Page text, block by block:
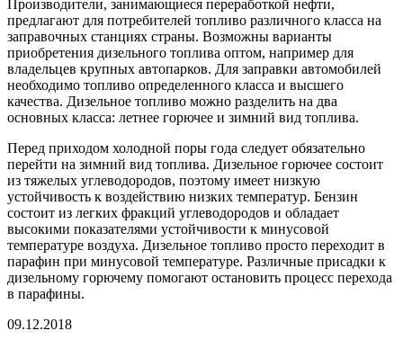
Производители, занимающиеся переработкой нефти,
предлагают для потребителей топливо различного класса на
заправочных станциях страны. Возможны варианты
приобретения дизельного топлива оптом, например для
владельцев крупных автопарков. Для заправки автомобилей
необходимо топливо определенного класса и высшего
качества. Дизельное топливо можно разделить на два
основных класса: летнее горючее и зимний вид топлива.
Перед приходом холодной поры года следует обязательно
перейти на зимний вид топлива. Дизельное горючее состоит
из тяжелых углеводородов, поэтому имеет низкую
устойчивость к воздействию низких температур. Бензин
состоит из легких фракций углеводородов и обладает
высокими показателями устойчивости к минусовой
температуре воздуха. Дизельное топливо просто переходит в
парафин при минусовой температуре. Различные присадки к
дизельному горючему помогают остановить процесс перехода
в парафины.
09.12.2018